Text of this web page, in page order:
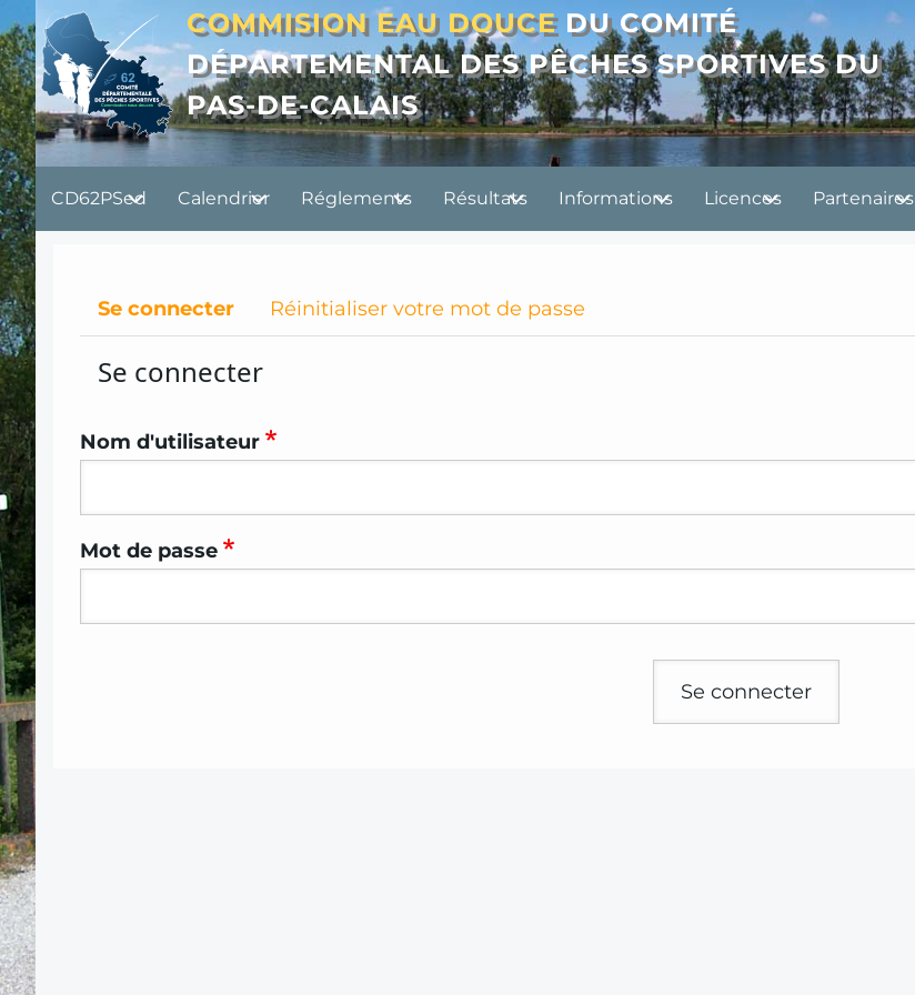
Aller
au
contenu
principal
COMMISION EAU DOUCE DU COMITÉ
DÉPARTEMENTAL DES PÊCHES SPORTIVES DU
PAS-DE-CALAIS
Principal
CD62PSed Calendrier Réglements Résultats Informations Licences Partenaires
Primary
tabs
Se connecter Réinitialiser votre mot de passe
Se connecter
Nom d'utilisateur
Mot de passe